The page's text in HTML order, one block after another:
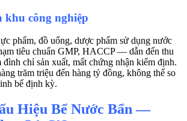
khu công nghiệp
phẩm, đồ uống, dược phẩm sử dụng nước
tiêu chuẩn GMP, HACCP — dẫn đến thu
đình chỉ sản xuất, mất chứng nhận kiểm định.
trăm triệu đến hàng tỷ đồng, không thể so
bể định kỳ.
Hiệu Bể Nước Bẩn —